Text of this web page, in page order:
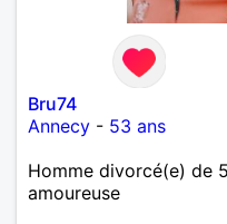
Bru74
Annecy - 53 ans
Homme divorcé(e) de
amoureuse